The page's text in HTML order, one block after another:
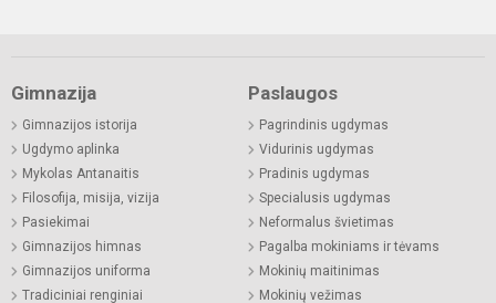
Gimnazija
Gimnazijos istorija
Ugdymo aplinka
Mykolas Antanaitis
Filosofija, misija, vizija
Pasiekimai
Gimnazijos himnas
Gimnazijos uniforma
Tradiciniai renginiai
Paslaugos
Pagrindinis ugdymas
Vidurinis ugdymas
Pradinis ugdymas
Specialusis ugdymas
Neformalus švietimas
Pagalba mokiniams ir tėvams
Mokinių maitinimas
Mokinių vežimas